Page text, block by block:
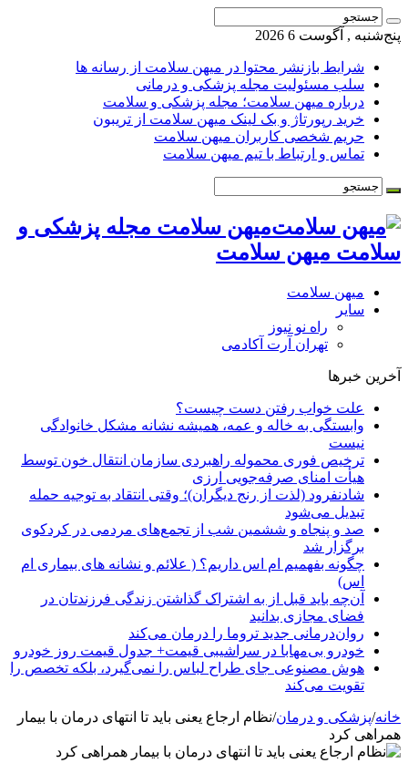
پنج‌شنبه , آگوست 6 2026
شرایط بازنشر محتوا در میهن سلامت از رسانه ها
سلب مسئولیت مجله پزشکی و درمانی
درباره میهن سلامت؛ مجله پزشکی و سلامت
خرید رپورتاژ و بک لینک میهن سلامت از تریبون
حریم شخصی کاربران میهن سلامت
تماس و ارتباط با تیم میهن سلامت
میهن سلامت مجله پزشکی و
سلامت میهن سلامت
میهن سلامت
سایر
راه نو نیوز
تهران آرت آکادمی
آخرین خبرها
علت خواب رفتن دست چیست؟
وابستگی به خاله و عمه، همیشه نشانه مشکل خانوادگی
نیست
ترخیص فوری محموله راهبردی سازمان انتقال خون توسط
هیأت امنای صرفه‌جویی ارزی
شادنفرود (لذت از رنج دیگران)؛ وقتی انتقاد به توجیه حمله
تبدیل می‌شود
صد و پنجاه‌ و ششمین شب از تجمع‌های مردمی در کردکوی
برگزار شد
چگونه بفهمیم ام اس داریم؟ ( علائم و نشانه های بیماری ام
اس)
آن‌چه باید قبل از به اشتراک گذاشتن زندگی فرزندتان در
فضای مجازی بدانید
روان‌درمانی جدید تروما را درمان می‌کند
خودرو بی‌مهابا در سراشیبی قیمت+ جدول قیمت روز خودرو
هوش مصنوعی جای طراح لباس را نمی‌گیرد، بلکه تخصص را
تقویت می‌کند
خانه/پزشکی و درمان/نظام ارجاع یعنی باید تا انتهای درمان با بیمار
همراهی کرد